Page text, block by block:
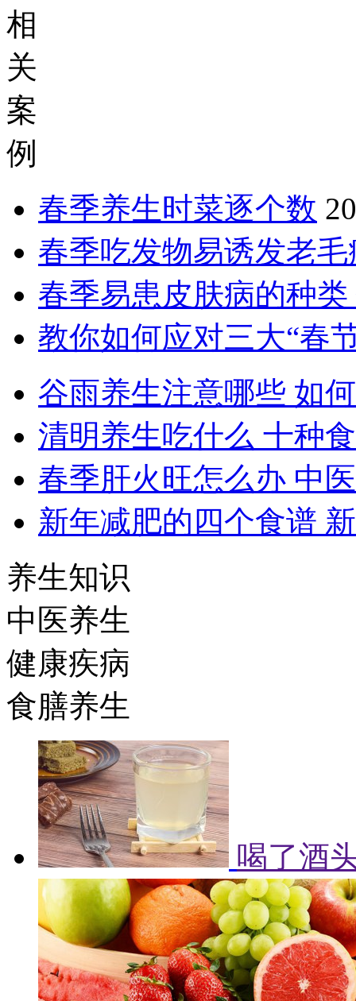
相
关
案
例
春季养生时菜逐个数
春季吃发物易诱发老
春季易患皮肤病的种
教你如何应对三大“春
谷雨养生注意哪些 如
清明养生吃什么 十种
春季肝火旺怎么办 中
新年减肥的四个食谱
养生知识
中医养生
健康疾病
食膳养生
喝了酒